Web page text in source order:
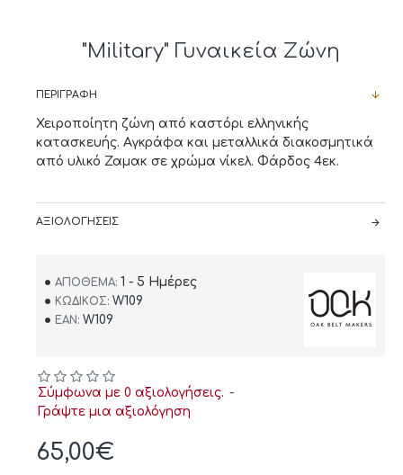
"Military" Γυναικεία Ζώνη
ΠΕΡΙΓΡΑΦΉ
Χειροποίητη ζώνη από καστόρι ελληνικής
κατασκευής. Αγκράφα και μεταλλικά διακοσμητικά
από υλικό Ζαμακ σε χρώμα νίκελ. Φάρδος 4εκ.
ΑΞΙΟΛΟΓΉΣΕΙΣ
ΑΠΌΘΕΜΑ: 1 - 5 Ημέρες
ΚΩΔΙΚΌΣ: W109
EAN: W109
Σύμφωνα με 0 αξιολογήσεις. -
Γράψτε μια αξιολόγηση
65,00€